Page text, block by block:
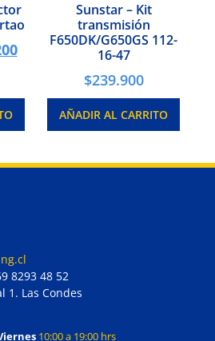
Sunstar – Kit
transmisión
F650DK/G650GS 112-
16-47
$239.900
AÑADIR AL CARRITO
8293 48 52
1. Las Condes
10:00 a 19:00 hrs